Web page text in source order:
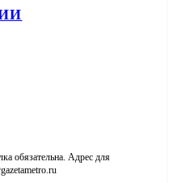
обязательна. Адрес для